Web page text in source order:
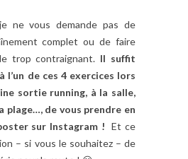
ne vous demande pas de
complet ou de faire
trop contraignant. Il suffit
l’un de ces 4 exercices lors
sortie running, à la salle,
plage…, de vous prendre en
sur Instagram ! Et ce
– si vous le souhaitez – de